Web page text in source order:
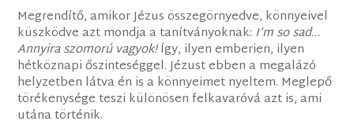
Megrendítő, amikor Jézus összegörnyedve, könnyeivel
küszködve azt mondja a tanítványoknak: I’m so sad…
Annyira szomorú vagyok!Így, ilyen emberien, ilyen
hétköznapi őszinteséggel. Jézust ebben a megalázó
helyzetben látva én is a könnyeimet nyeltem. Meglepő
törékenysége teszi különösen felkavaróvá azt is, ami
utána történik.